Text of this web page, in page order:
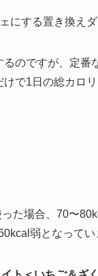
にする置き換えダ
のですが、定番
で1日の総カロ
た場合、70〜
弱となってい